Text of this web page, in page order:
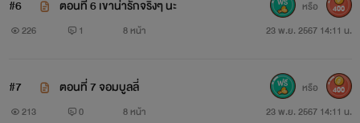
#6 ตอนที่ 6 เขาน่ารักจริงๆ นะ
226 1 8 หน้า 23 พ.ย. 2567 14:11 น.
หรือ 400
#7 ตอนที่ 7 จอมบูลลี่
213 0 8 หน้า 23 พ.ย. 2567 14:11 น.
หรือ 400